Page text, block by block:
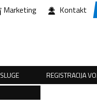
Marketing Kontakt
REGISTRACIJA